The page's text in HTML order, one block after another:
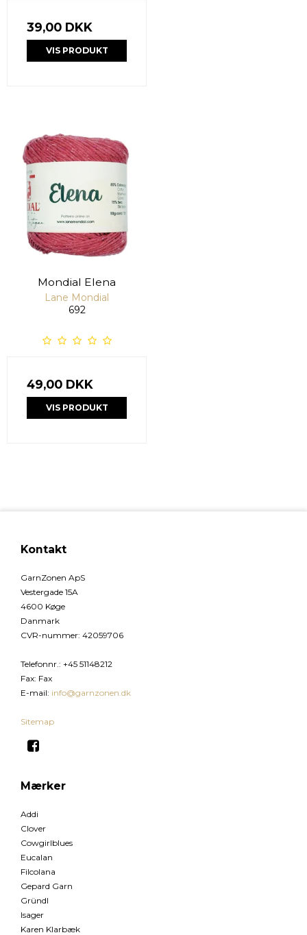
39,00 DKK
VIS PRODUKT
Mondial Elena
Lane Mondial
692
49,00 DKK
VIS PRODUKT
Kontakt
GarnZonen ApS
Vestergade 15A
4600 Køge
Danmark
CVR-nummer: 42059706
Telefonnr.: +45 51148212
Fax: Fax
E-mail: info@garnzonen.dk
Sitemap
Mærker
Addi
Clover
Cowgirlblues
Eucalan
Filcolana
Gepard Garn
Gründl
Isager
Karen Klarbæk